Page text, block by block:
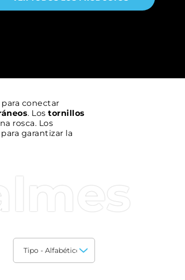
conectar
. Los tornillos
rosca. Los
para garantizar la